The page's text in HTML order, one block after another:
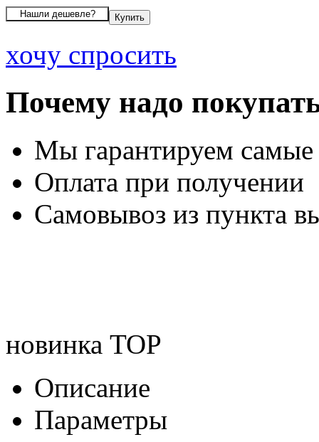
хочу спросить
Почему надо
Мы гарантируем
Оплата при получении
Самовывоз из пункта
новинка TOP
Описание
Параметры